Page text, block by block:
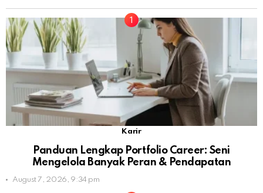
Karir
Panduan Lengkap Portfolio Career: Seni
Mengelola Banyak Peran & Pendapatan
August 7, 2026, 9:34 pm